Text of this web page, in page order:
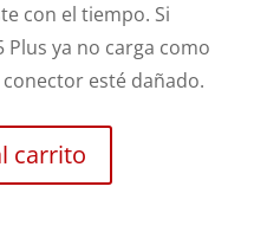
con el tiempo. Si
Plus ya no carga como
esté dañado.
carrito